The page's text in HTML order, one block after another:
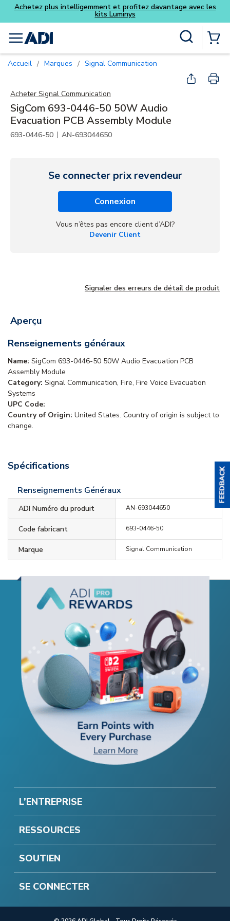
Skip to main content
Achetez plus intelligemment et profitez davantage avec les
kits Luminys
menu
Accueil / Marques / Signal Communication
Acheter Signal Communication
SigCom 693-0446-50 50W Audio
Evacuation PCB Assembly Module
693-0446-50 | AN-693044650
Se connecter prix revendeur
Connexion
Vous n’êtes pas encore client d’ADI?
Devenir Client
Signaler des erreurs de détail de produit
Aperçu
Renseignements généraux
Name: SigCom 693-0446-50 50W Audio Evacuation PCB
Assembly Module
Category: Signal Communication, Fire, Fire Voice Evacuation
Systems
UPC Code:
Country of Origin: United States. Country of origin is subject to
change.
Spécifications
Renseignements Généraux
ADI Numéro du produit AN-693044650
Code fabricant 693-0446-50
Marque Signal Communication
L’ENTREPRISE
RESSOURCES
SOUTIEN
SE CONNECTER